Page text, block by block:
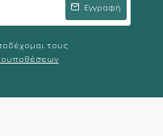
Εγγραφή
τους